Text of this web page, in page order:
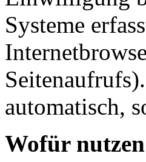
Systeme
automatisch,
Wofür